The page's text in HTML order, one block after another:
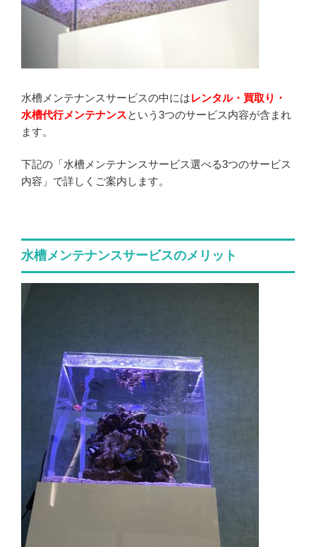
水槽メンテナンスサービスの中にはレンタル・買取り・
水槽代行メンテナンスという3つのサービス内容が含まれ
ます。
下記の「水槽メンテナンスサービス選べる3つのサービス
内容」で詳しくご案内します。
水槽メンテナンスサービスのメリット